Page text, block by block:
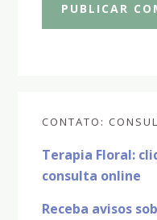
primária
CONTATO:
Terapia Floral:
consulta online
Receba avisos